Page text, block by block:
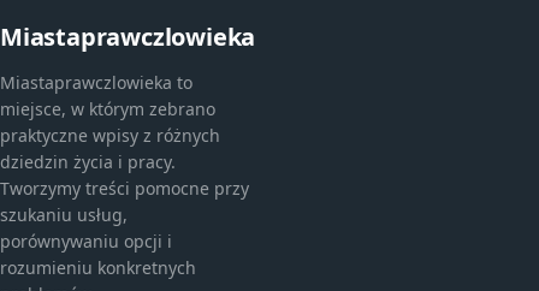
Miastaprawczlowieka
Miastaprawczlowieka to
miejsce, w którym zebrano
praktyczne wpisy z różnych
dziedzin życia i pracy.
Tworzymy treści pomocne przy
szukaniu usług,
porównywaniu opcji i
rozumieniu konkretnych